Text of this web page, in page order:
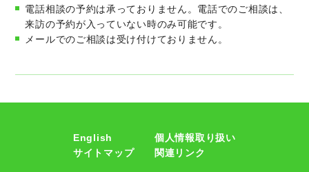
電話相談の予約は承っておりません。電話でのご相談は、
来訪の予約が入っていない時のみ可能です。
メールでのご相談は受け付けておりません。
English
個人情報取り扱い
サイトマップ
関連リンク